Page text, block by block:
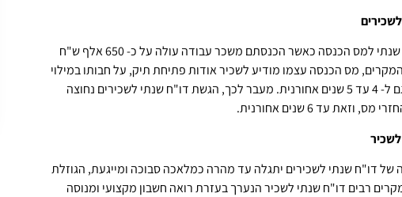
החוק מחייב שכירים בהגשת דו"ח שנתי למס הכנסה כאשר הכנסתם משכר עבודה עולה על כ- 650 אלף ש"ח
2020. במרבית המקרים, מס הכנסה עצמו מודיע לשכיר אודות פתיחת תיק, על חבותו במילוי
דו"ח שנתי לשנת המס הנוכחית וגם ל- 4 עד 5 שנים אחורנית. מעבר לכך, הגשת דו"ח שנתי לשכירים נחוצה
עד 6 שנים אחורנית.
של דו"ח שנתי לשכירים יתגלה עד מהרה כמלאכה סבוכה ומייגעת, הגוזלת
רבים דו"ח שנתי לשכיר הנערך בעזרת רואה חשבון מקצועי ומנוסה